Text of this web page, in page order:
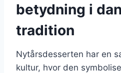
betydning i
tradition
Nytårsdesserten har en
kultur, hvor den